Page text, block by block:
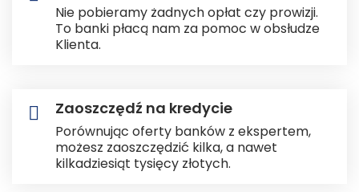
Nie pobieramy żadnych opłat czy prowizji.
To banki płacą nam za pomoc w obsłudze
Klienta.
Zaoszczędź na kredycie
Porównując oferty banków z ekspertem,
możesz zaoszczędzić kilka, a nawet
kilkadziesiąt tysięcy złotych.